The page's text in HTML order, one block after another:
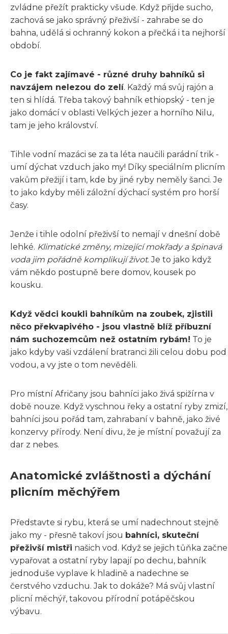
zvládne přežít prakticky všude. Když přijde sucho,
zachová se jako správný přeživší - zahrabe se do
bahna, udělá si ochranný kokon a přečká i ta nejhorší
období.
Co je fakt zajímavé - různé druhy bahníků si
navzájem nelezou do zelí. Každý má svůj rajón a
ten si hlídá. Třeba takový bahník ethiopský - ten je
jako domácí v oblasti Velkých jezer a horního Nilu,
tam je jeho království.
Tihle vodní mazáci se za ta léta naučili parádní trik -
umí dýchat vzduch jako my! Díky speciálním plicním
vakům přežijí i tam, kde by jiné ryby neměly šanci. Je
to jako kdyby měli záložní dýchací systém pro horší
časy.
Jenže i tihle odolní přeživší to nemají v dnešní době
lehké. Klimatické změny, mizející mokřady a špinavá
voda jim pořádně komplikují život. Je to jako když
vám někdo postupně bere domov, kousek po
kousku.
Když vědci koukli bahníkům na zoubek, zjistili
něco překvapivého - jsou vlastně blíž příbuzní
nám suchozemcům než ostatním rybám! To je
jako kdyby vaši vzdálení bratranci žili celou dobu pod
vodou, a vy jste o tom nevěděli.
Pro místní Afričany jsou bahníci jako živá spižírna v
době nouze. Když vyschnou řeky a ostatní ryby zmizí,
bahníci jsou pořád tam, zahrabaní v bahně, jako živé
konzervy přírody. Není divu, že je místní považují za
dar z nebes.
Anatomické zvláštnosti a dýchání
plicním měchýřem
Představte si rybu, která se umí nadechnout stejně
jako my - přesně takoví jsou bahníci, skuteční
přeživší mistři našich vod. Když se jejich tůňka začne
vypařovat a ostatní ryby lapají po dechu, bahník
jednoduše vyplave k hladině a nadechne se
čerstvého vzduchu. Jak to dokáže? Má svůj vlastní
plicní měchýř, takovou přírodní potápěčskou
výbavu.